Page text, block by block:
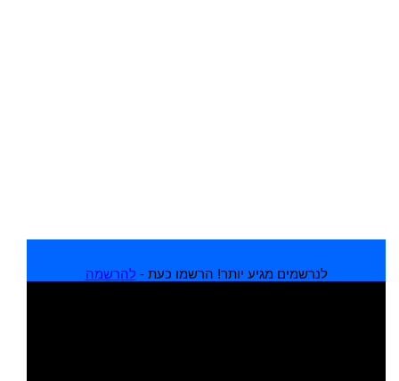
לנרשמים מגיע יותר! הרשמו כעת - להרשמה